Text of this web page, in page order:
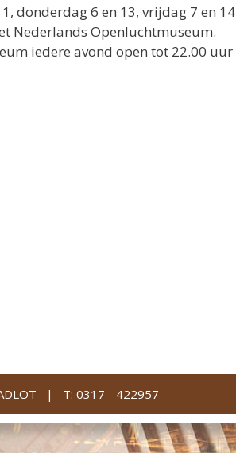
donderdag 6 en 13, vrijdag 7 en 14
Nederlands Openluchtmuseum.
iedere avond open tot 22.00 uur
| T: 0317 - 422957